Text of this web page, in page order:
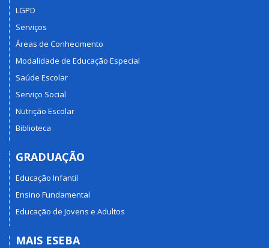
LGPD
Serviços
Áreas de Conhecimento
Modalidade de Educação Especial
Saúde Escolar
Serviço Social
Nutrição Escolar
Biblioteca
GRADUAÇÃO
Educação Infantil
Ensino Fundamental
Educação de Jovens e Adultos
MAIS ESEBA